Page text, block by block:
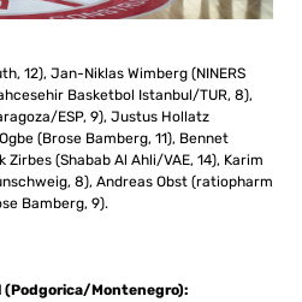
12), Jan-Niklas Wimberg (NINERS
Basketbol Istanbul/TUR, 8),
ESP, 9), Justus Hollatz
(Brose Bamberg, 11), Bennet
Zirbes (Shabab Al Ahli/VAE, 14), Karim
8), Andreas Obst (ratiopharm
Bamberg, 9).
(Podgorica/Montenegro):